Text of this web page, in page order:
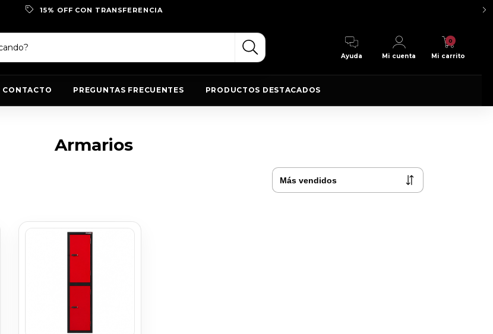
15% OFF CON TRANSFERENCIA
Ayuda Mi cuenta Mi carrito
0
CONTACTO PREGUNTAS FRECUENTES PRODUCTOS DESTACADOS
Armarios